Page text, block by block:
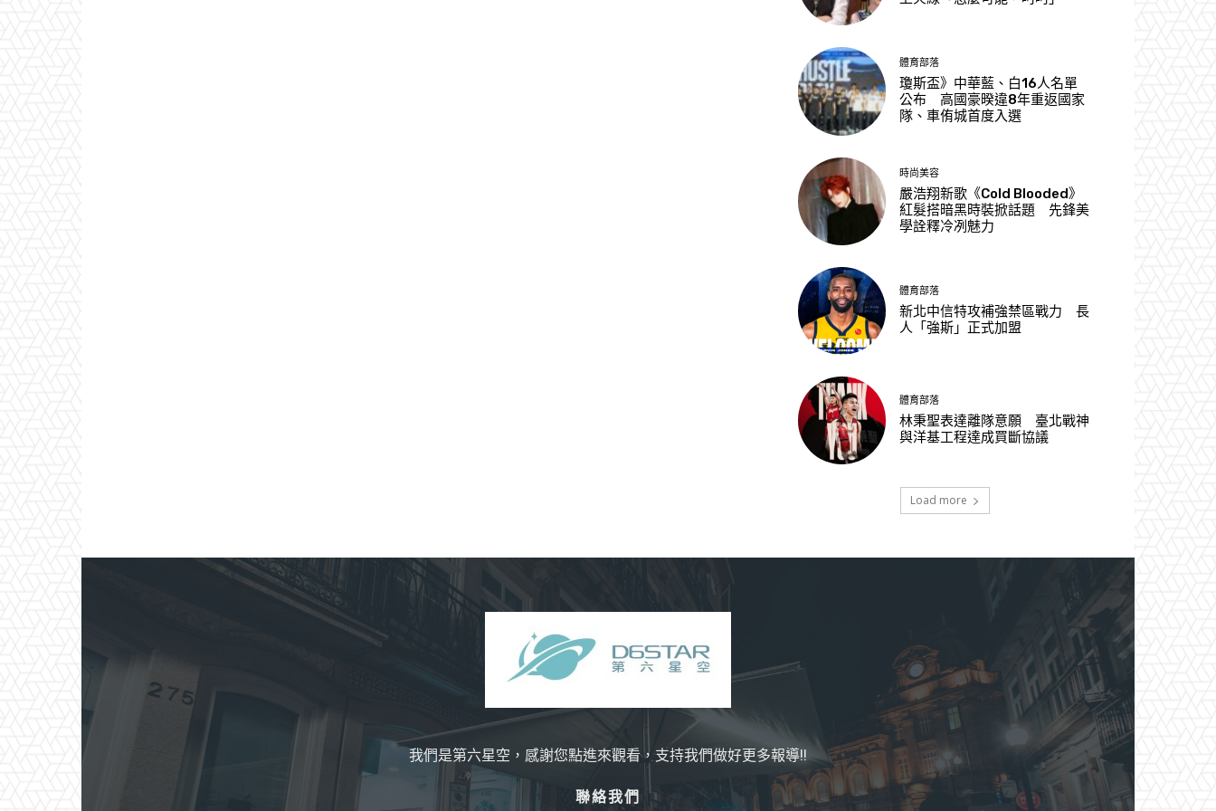
體育部落
瓊斯盃》中華藍、白16人名單
公布 高國豪暌違8年重返國家
隊、車侑城首度入選
時尚美容
嚴浩翔新歌《Cold Blooded》
紅髮搭暗黑時裝掀話題 先鋒美
學詮釋冷冽魅力
體育部落
新北中信特攻補強禁區戰力 長
人「強斯」正式加盟
體育部落
林秉聖表達離隊意願 臺北戰神
與洋基工程達成買斷協議
Load more
我們是第六星空，感謝您點進來觀看，支持我們做好更多報導!!
聯絡我們